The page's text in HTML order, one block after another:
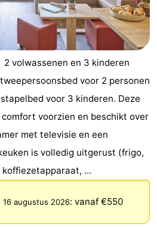
volwassenen en 3 kinderen
voor 2 personen
voor 3 kinderen. Deze
voorzien en beschikt over
met televisie en een
is volledig uitgerust (frigo,
...
16 augustus 2026: vanaf €550